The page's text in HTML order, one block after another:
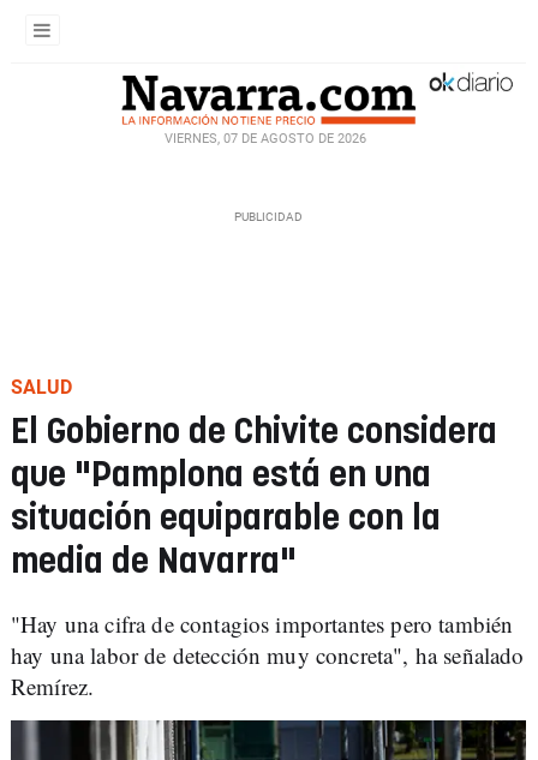
VIERNES, 07 DE AGOSTO DE 2026
SALUD
El Gobierno de Chivite considera
que "Pamplona está en una
situación equiparable con la
media de Navarra"
"Hay una cifra de contagios importantes pero también
hay una labor de detección muy concreta", ha señalado
Remírez.